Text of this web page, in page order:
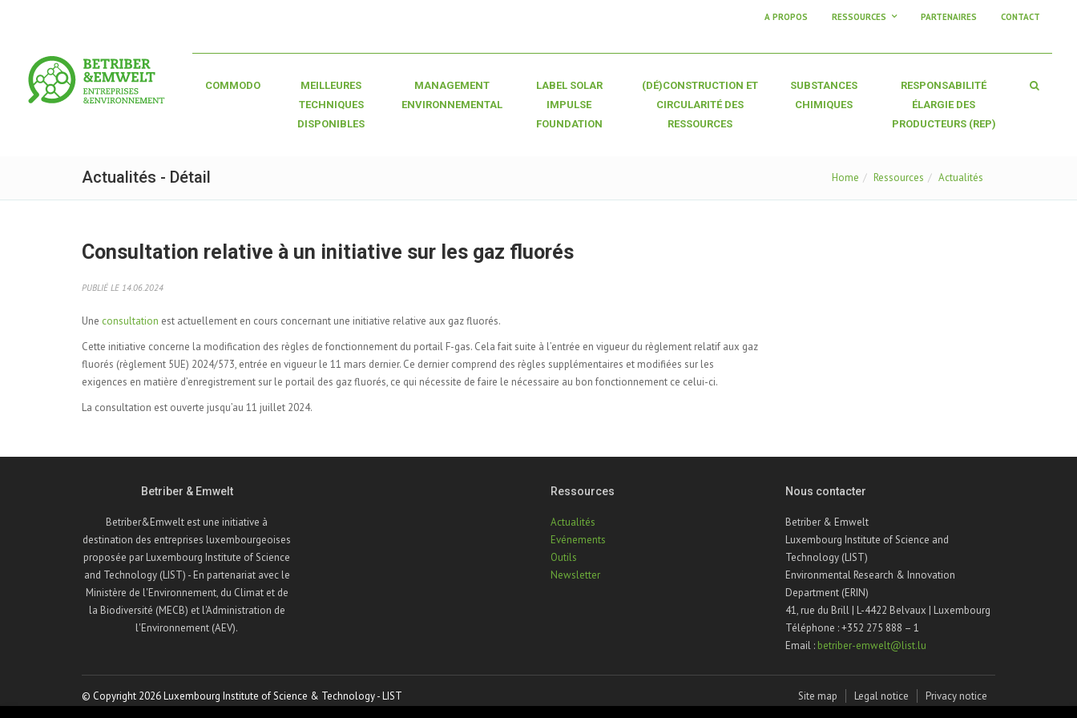
A PROPOS RESSOURCES PARTENAIRES CONTACT
COMMODO
MEILLEURES
TECHNIQUES
DISPONIBLES
MANAGEMENT
ENVIRONNEMENTAL
LABEL SOLAR
IMPULSE
FOUNDATION
(DÉ)CONSTRUCTION ET
CIRCULARITÉ DES
RESSOURCES
SUBSTANCES
CHIMIQUES
RESPONSABILITÉ
ÉLARGIE DES
PRODUCTEURS (REP)
Actualités - Détail Home Ressources Actualités
Consultation relative à un initiative sur les gaz fluorés
PUBLIÉ LE 14.06.2024
Une consultation est actuellement en cours concernant une initiative relative aux gaz fluorés.
Cette initiative concerne la modification des règles de fonctionnement du portail F-gas. Cela fait suite à l’entrée en vigueur du règlement relatif aux gaz
fluorés (règlement 5UE) 2024/573, entrée en vigueur le 11 mars dernier. Ce dernier comprend des règles supplémentaires et modifiées sur les
exigences en matière d’enregistrement sur le portail des gaz fluorés, ce qui nécessite de faire le nécessaire au bon fonctionnement ce celui-ci.
La consultation est ouverte jusqu’au 11 juillet 2024.
Betriber & Emwelt
Betriber&Emwelt est une initiative à
destination des entreprises luxembourgeoises
proposée par Luxembourg Institute of Science
and Technology (LIST) - En partenariat avec le
Ministère de l'Environnement, du Climat et de
la Biodiversité (MECB) et l'Administration de
l'Environnement (AEV).
Ressources
Actualités
Evénements
Outils
Newsletter
Nous contacter
Betriber & Emwelt
Luxembourg Institute of Science and
Technology (LIST)
Environmental Research & Innovation
Department (ERIN)
41, rue du Brill | L-4422 Belvaux | Luxembourg
Téléphone : +352 275 888 – 1
Email : betriber-emwelt@list.lu
© Copyright 2026 Luxembourg Institute of Science & Technology - LIST Site map Legal notice Privacy notice